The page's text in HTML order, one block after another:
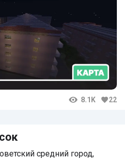
8.1K 22
средний город,